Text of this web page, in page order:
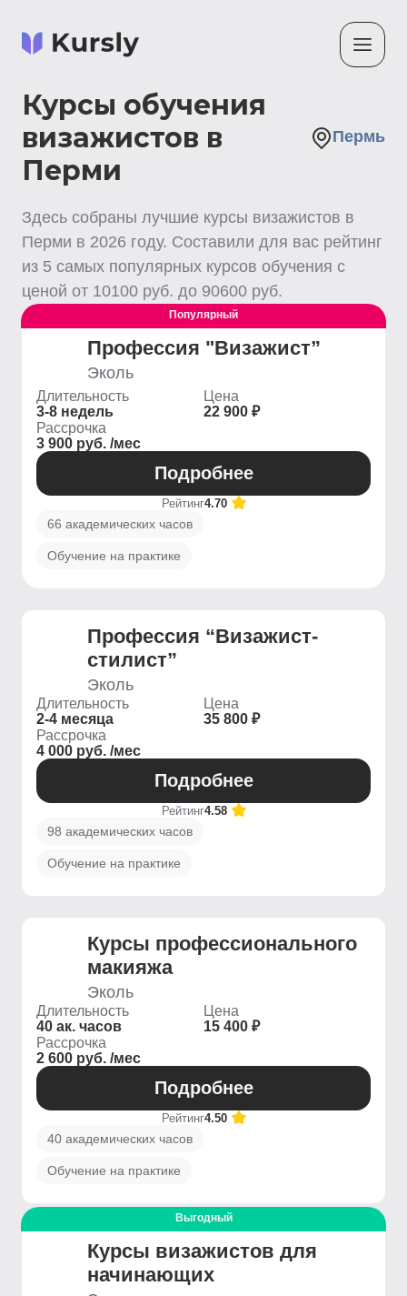
Курсы обучения
визажистов в
Перми
Пермь
Здесь собраны лучшие курсы визажистов в
Перми в 2026 году. Составили для вас рейтинг
из 5 самых популярных курсов обучения с
ценой от 10100 руб. до 90600 руб.
Популярный
Профессия "Визажист”
Эколь
Длительность
3-8 недель
Цена
22 900 ₽
Рассрочка
3 900 руб. /мес
Подробнее
Рейтинг4.70
66 академических часов
Обучение на практике
Профессия “Визажист-
стилист”
Эколь
Длительность
2-4 месяца
Цена
35 800 ₽
Рассрочка
4 000 руб. /мес
Подробнее
Рейтинг4.58
98 академических часов
Обучение на практике
Курсы профессионального
макияжа
Эколь
Длительность
40 ак. часов
Цена
15 400 ₽
Рассрочка
2 600 руб. /мес
Подробнее
Рейтинг4.50
40 академических часов
Обучение на практике
Выгодный
Курсы визажистов для
начинающих